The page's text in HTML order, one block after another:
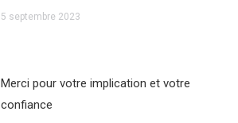
5 septembre 2023
Merci pour votre implication et votre
confiance